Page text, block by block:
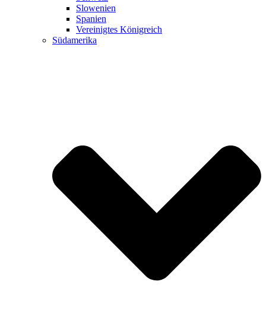
Slowenien
Spanien
Vereinigtes Königreich
Südamerika